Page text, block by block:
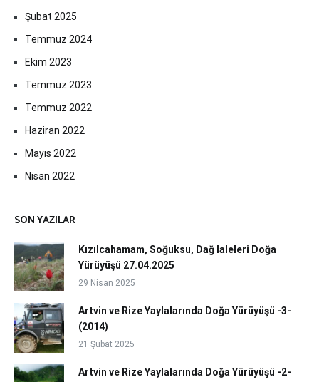
Şubat 2025
Temmuz 2024
Ekim 2023
Temmuz 2023
Temmuz 2022
Haziran 2022
Mayıs 2022
Nisan 2022
SON YAZILAR
Kızılcahamam, Soğuksu, Dağ laleleri Doğa
Yürüyüşü 27.04.2025
29 Nisan 2025
Artvin ve Rize Yaylalarında Doğa Yürüyüşü -3-
(2014)
21 Şubat 2025
Artvin ve Rize Yaylalarında Doğa Yürüyüşü -2-